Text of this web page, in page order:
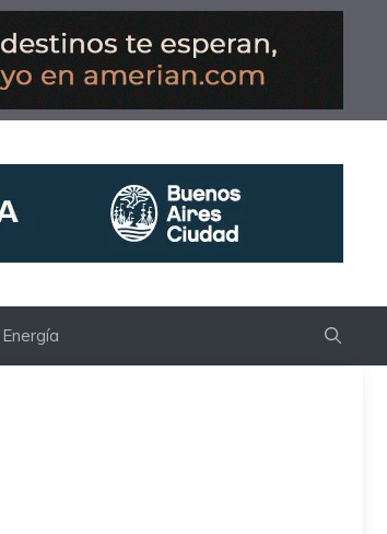
Energía